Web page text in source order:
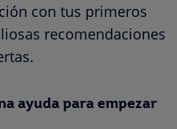
con tus primeros
recomendaciones
ayuda para empezar